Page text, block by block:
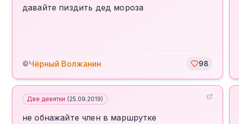
давайте пиздить дед мороза
©Чёрный Волжанин 98
Две девятки (25.09.2019)
не обнажайте член в маршрутке